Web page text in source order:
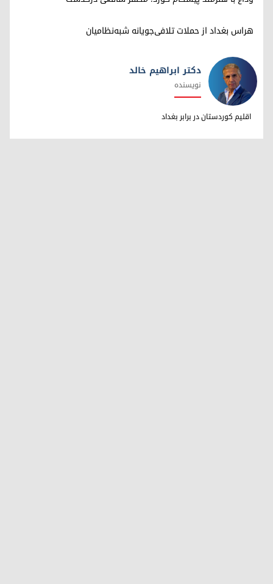
هراس بغداد از حملات تلافی‌جویانه شبه‌نظامیان
دکتر ابراهیم خالد
دکتر ابراهیم خالد
نویسنده
اقلیم کوردستان در برابر بغداد